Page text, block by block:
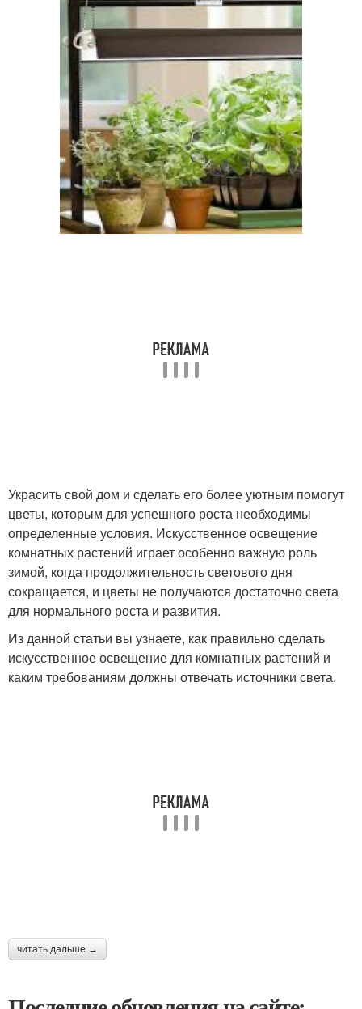
Украсить свой дом и сделать его более уютным помогут
цветы, которым для успешного роста необходимы
определенные условия. Искусственное освещение
комнатных растений играет особенно важную роль
зимой, когда продолжительность светового дня
сокращается, и цветы не получаются достаточно света
для нормального роста и развития.
Из данной статьи вы узнаете, как правильно сделать
искусственное освещение для комнатных растений и
каким требованиям должны отвечать источники света.
читать дальше →